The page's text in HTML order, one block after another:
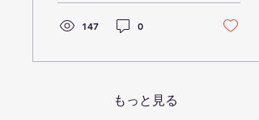
比：2.0 パワー係数：0.28
流速2.0m/sにおいて1ユニ
ットあたり発電量4.6kWの
147 0
もっと見る